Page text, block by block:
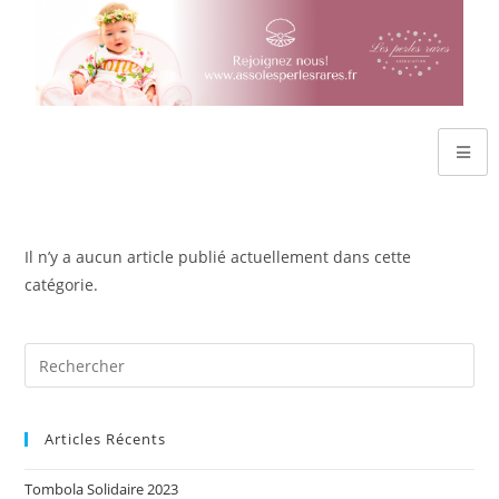
Il n’y a aucun article publié actuellement dans cette
catégorie.
Articles Récents
Tombola Solidaire 2023